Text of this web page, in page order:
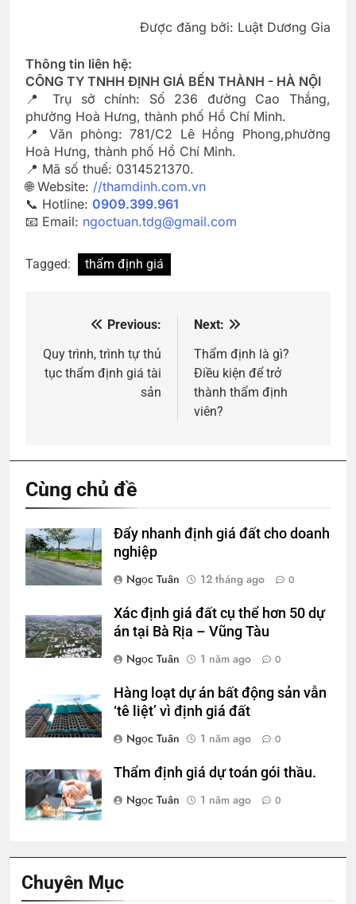
Được đăng bởi: Luật Dương Gia
Thông tin liên hệ:
CÔNG TY TNHH ĐỊNH GIÁ BẾN THÀNH - HÀ NỘI
📍 Trụ sở chính: Số 236 đường Cao Thắng,
phường Hoà Hưng, thành phố Hồ Chí Minh.
📍 Văn phòng: 781/C2 Lê Hồng Phong,phường
Hoà Hưng, thành phố Hồ Chí Minh.
📍 Mã số thuế: 0314521370.
🌐 Website: //thamdinh.com.vn
📞 Hotline: 0909.399.961
📧 Email: ngoctuan.tdg@gmail.com
Tagged: thẩm định giá
hướng
bài
Previous:
Quy trình, trình tự thủ
tục thẩm định giá tài
sản
Next:
Thẩm định là gì?
Điều kiện để trở
thành thẩm định
viên?
Cùng chủ đề
Đẩy nhanh định giá đất cho doanh
nghiệp
Ngọc Tuân
12 tháng ago 0
Xác định giá đất cụ thể hơn 50 dự
án tại Bà Rịa – Vũng Tàu
Ngọc Tuân
1 năm ago 0
Hàng loạt dự án bất động sản vẫn
‘tê liệt’ vì định giá đất
Ngọc Tuân
1 năm ago 0
Thẩm định giá dự toán gói thầu.
Ngọc Tuân
1 năm ago 0
Chuyên Mục